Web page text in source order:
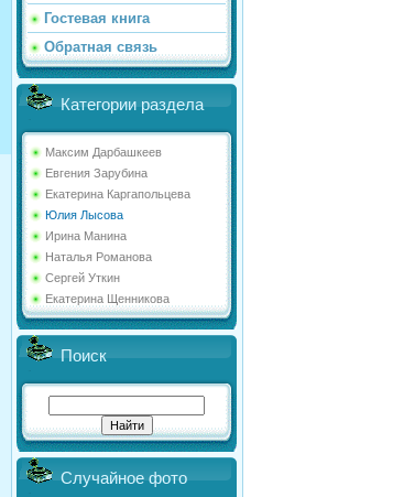
Гостевая книга
Обратная связь
Категории раздела
Максим Дарбашкеев
Евгения Зарубина
Екатерина Каргапольцева
Юлия Лысова
Ирина Манина
Наталья Романова
Сергей Уткин
Екатерина Щенникова
Поиск
Случайное фото